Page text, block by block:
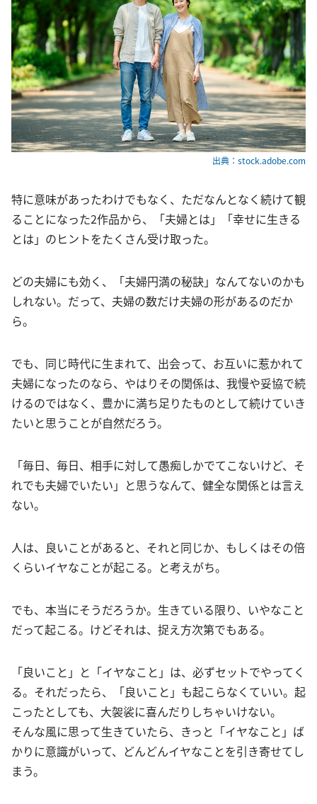
出典：stock.adobe.com
特に意味があったわけでもなく、ただなんとなく続けて観
ることになった2作品から、「夫婦とは」「幸せに生きる
とは」のヒントをたくさん受け取った。
どの夫婦にも効く、「夫婦円満の秘訣」なんてないのかも
しれない。だって、夫婦の数だけ夫婦の形があるのだか
ら。
でも、同じ時代に生まれて、出会って、お互いに惹かれて
夫婦になったのなら、やはりその関係は、我慢や妥協で続
けるのではなく、豊かに満ち足りたものとして続けていき
たいと思うことが自然だろう。
「毎日、毎日、相手に対して愚痴しかでてこないけど、そ
れでも夫婦でいたい」と思うなんて、健全な関係とは言え
ない。
人は、良いことがあると、それと同じか、もしくはその倍
くらいイヤなことが起こる。と考えがち。
でも、本当にそうだろうか。生きている限り、いやなこと
だって起こる。けどそれは、捉え方次第でもある。
「良いこと」と「イヤなこと」は、必ずセットでやってく
る。それだったら、「良いこと」も起こらなくていい。起
こったとしても、大袈裟に喜んだりしちゃいけない。
そんな風に思って生きていたら、きっと「イヤなこと」ば
かりに意識がいって、どんどんイヤなことを引き寄せてし
まう。